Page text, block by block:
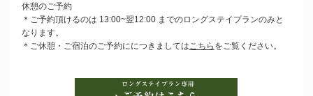
休憩のご予約
＊ご予約頂けるのは 13:00~翌12:00 までのロングステイプランのみと
なります。
＊ご休憩・ご宿泊のご予約ににつきましては こちら をご覧ください。